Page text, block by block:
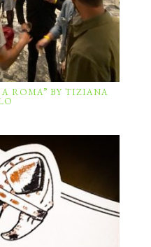
ROMA” BY TIZIANA